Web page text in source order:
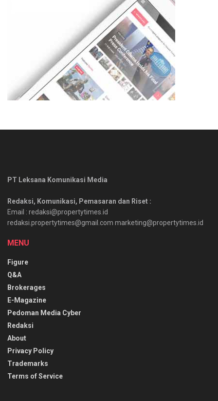
PT Leksana Komunikasi Media
Redaksi, Komunikasi, Pemasaran dan Riset :
Email : redaksi@propertytimes.id
redaksi.propertytimes@gmail.com marketing@propertytimes.id
MENU
Figure
Q&A
Brokerages
E-Magazine
Pedoman Media Cyber
Redaksi
About
Privacy Policy
Trademarks
Terms of Service